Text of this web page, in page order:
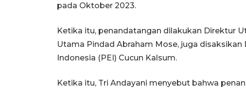
pada Oktober 2023.
Ketika itu, penandatangan dilakukan Direktur
Utama Pindad Abraham Mose, juga
Indonesia (PEI) Cucun Kalsum.
Ketika itu, Tri Andayani menyebut bahwa